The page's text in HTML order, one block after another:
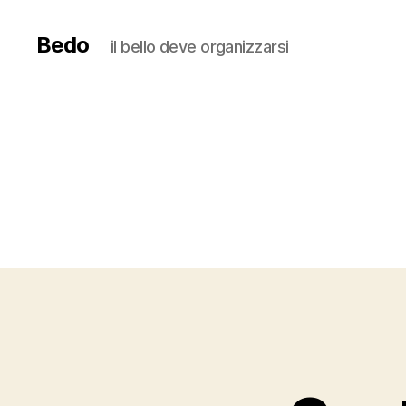
Bedo il bello deve organizzarsi